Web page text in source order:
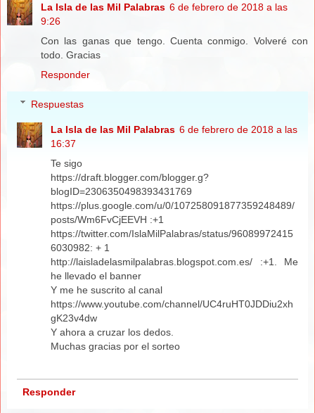
La Isla de las Mil Palabras 6 de febrero de 2018 a las
9:26
Con las ganas que tengo. Cuenta conmigo. Volveré con
todo. Gracias
Responder
Respuestas
La Isla de las Mil Palabras 6 de febrero de 2018 a las
16:37
Te sigo
https://draft.blogger.com/blogger.g?
blogID=2306350498393431769
https://plus.google.com/u/0/107258091877359248489/
posts/Wm6FvCjEEVH :+1
https://twitter.com/IslaMilPalabras/status/96089972415
6030982: + 1
http://laisladelasmilpalabras.blogspot.com.es/ :+1. Me
he llevado el banner
Y me he suscrito al canal
https://www.youtube.com/channel/UC4ruHT0JDDiu2xh
gK23v4dw
Y ahora a cruzar los dedos.
Muchas gracias por el sorteo
Responder